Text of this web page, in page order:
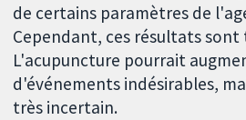
de certains paramètres de
Cependant, ces résultats sont
L'acupuncture pourrait
d'événements indésirables,
très incertain.